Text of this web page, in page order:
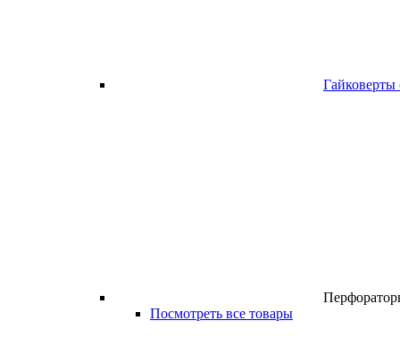
Гайковерты
Посмотреть все товары